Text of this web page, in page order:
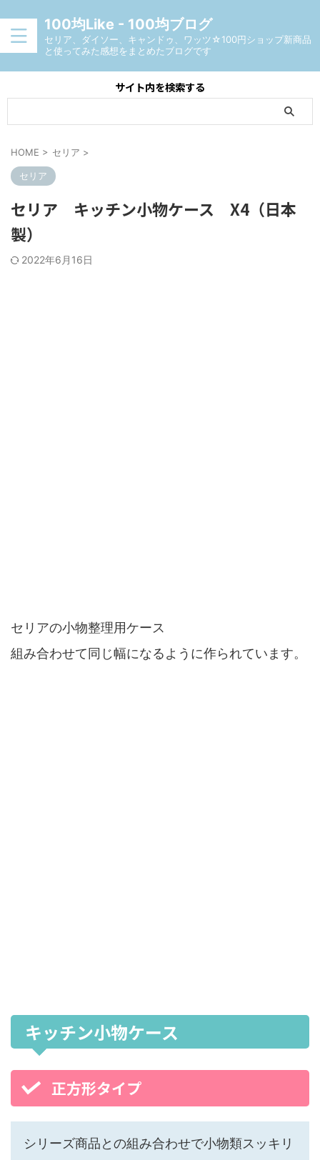
100均Like - 100均ブログ
セリア、ダイソー、キャンドゥ、ワッツ☆100円ショップ新商品
と使ってみた感想をまとめたブログです
サイト内を検索する
HOME > セリア >
セリア
セリア キッチン小物ケース X4（日本
製）
2022年6月16日
セリアの小物整理用ケース
組み合わせて同じ幅になるように作られています。
キッチン小物ケース
正方形タイプ
シリーズ商品との組み合わせで小物類スッキリ